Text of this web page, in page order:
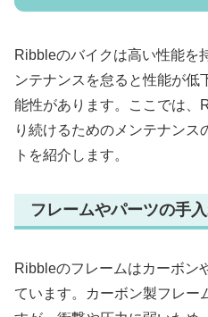
Ribbleのバイクは高い性能を
ンテナンスを怠ると性能が低
能性があります。ここでは、
り続けるためのメンテナンス
トを紹介します。
フレームやパーツの手
Ribbleのフレームはカーボン
ています。カーボン製フレー